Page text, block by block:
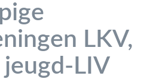
LKV,
jeugd-LIV